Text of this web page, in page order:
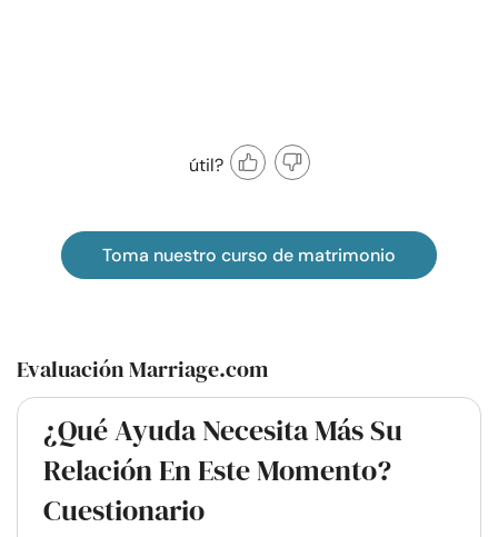
útil?
Toma nuestro curso de matrimonio
Evaluación Marriage.com
¿Qué Ayuda Necesita Más Su
Relación En Este Momento?
Cuestionario